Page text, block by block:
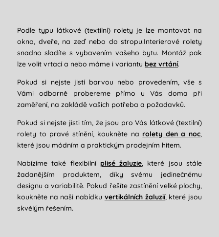
Podle typu látkové (textilní) rolety je lze montovat na
okno, dveře, na zeď nebo do stropu.Interierové rolety
snadno sladíte s vybavením vašeho bytu. Montáž pak
lze volit vrtací a nebo máme i variantu bez vrtání.
Pokud si nejste jistí barvou nebo provedením, vše s
Vámi odborně probereme přímo u Vás doma při
zaměření, na zakládě vašich potřeba a požadavků.
Pokud si nejste jisti tím, že jsou pro Vás látkové (textilní)
rolety to pravé stínění, koukněte na rolety den a noc,
které jsou módním a praktickým prodejním hitem.
Nabízíme také flexibilní plisé žaluzie, které jsou stále
žadanějším produktem, díky svému jedinečnému
designu a variabilitě. Pokud řešíte zastínění velké plochy,
koukněte na naši nabídku vertikálních žaluzií, které jsou
skvělým řešením.